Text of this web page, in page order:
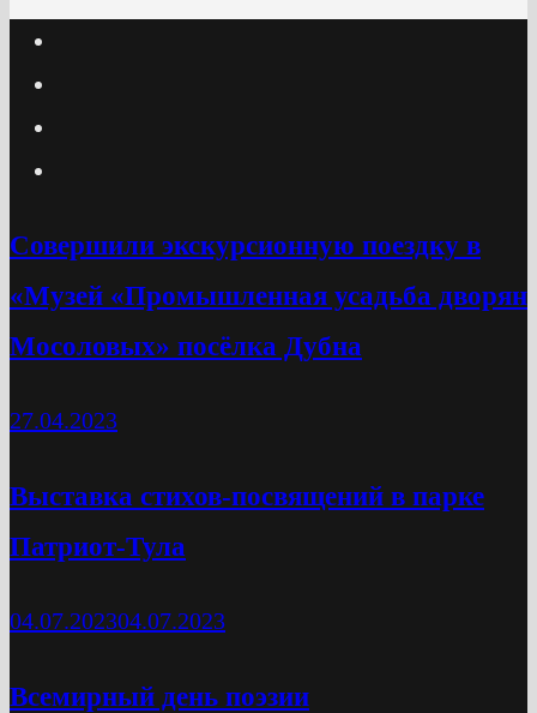
Cовершили экскурсионную поездку в
«Музей «Промышленная усадьба дворян
Мосоловых» посёлка Дубна
27.04.2023
Выставка стихов-посвящений в парке
Патриот-Тула
04.07.202304.07.2023
Всемирный день поэзии